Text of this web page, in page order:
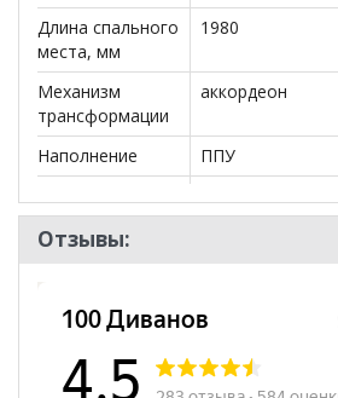
Длина спального
места, мм
1980
Механизм
трансформации
аккордеон
Наполнение
ППУ
мест
Каркас
Металлокаркас
Наличие
да
Отзывы: